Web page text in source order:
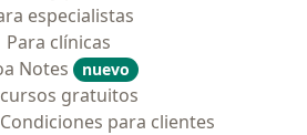
especialistas
Para clínicas
Notes
nuevo
gratuitos
para clientes